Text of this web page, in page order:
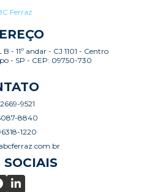
B - 11º andar - CJ 1101 - Centro
- SP - CEP: 09750-730
9521
8840
1220
SOCIAIS